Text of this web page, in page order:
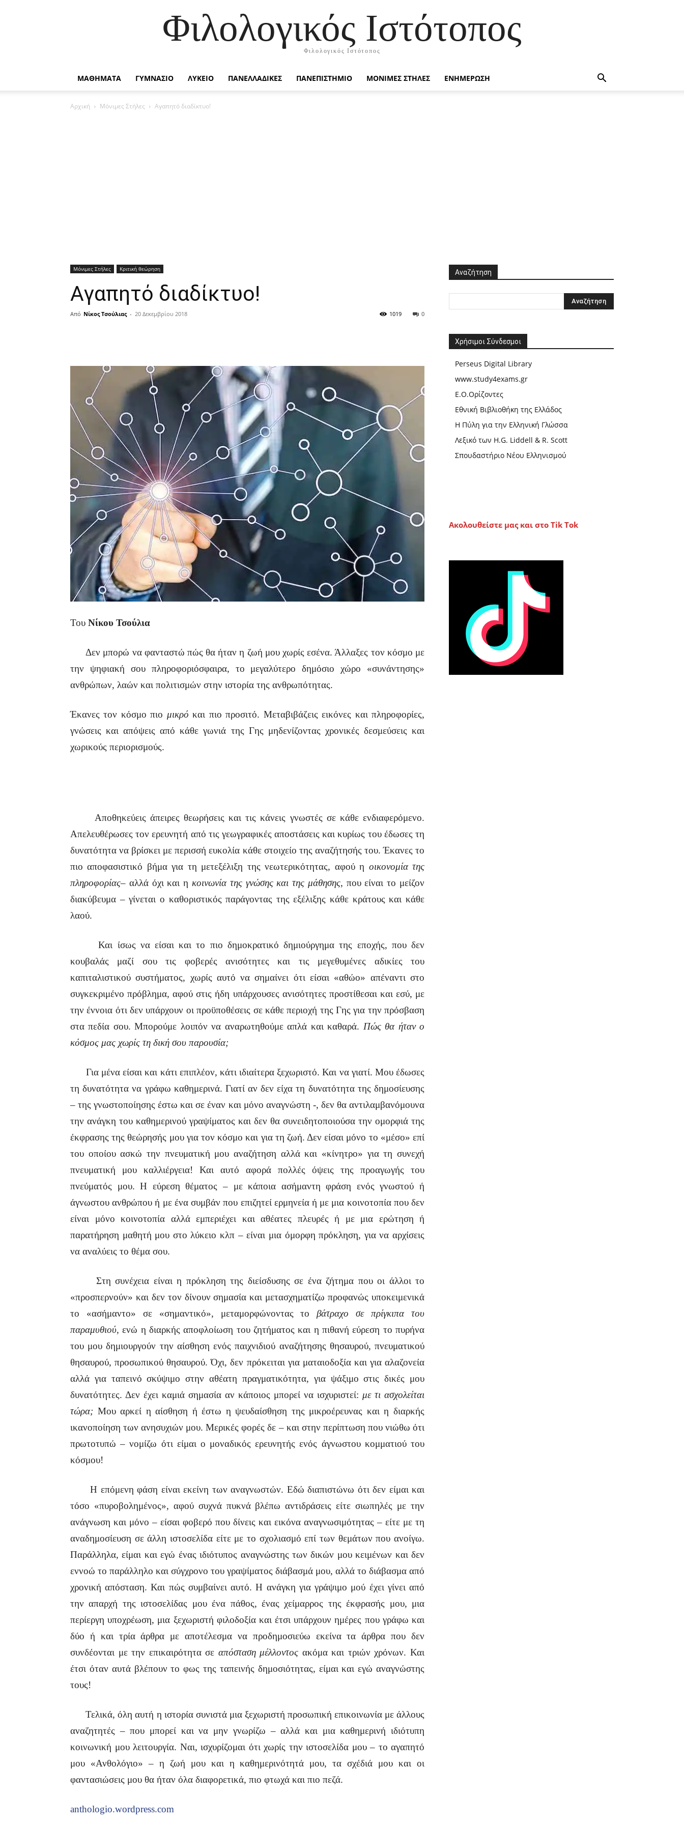
Φιλολογικός Ιστότοπος
Φιλολογικός Ιστότοπος
ΜΑΘΗΜΑΤΑ ΓΥΜΝΑΣΙΟ ΛΥΚΕΙΟ ΠΑΝΕΛΛΑΔΙΚΕΣ ΠΑΝΕΠΙΣΤΗΜΙΟ ΜΟΝΙΜΕΣ ΣΤΗΛΕΣ ΕΝΗΜΕΡΩΣΗ
Αρχική Μόνιμες Στήλες Αγαπητό διαδίκτυο!
Μόνιμες Στήλες Κριτική θεώρηση
Αγαπητό διαδίκτυο!
Από Νίκος Τσούλιας - 20 Δεκεμβρίου 2018 0
1019
Του Νίκου Τσούλια
Δεν μπορώ να φανταστώ πώς θα ήταν η ζωή μου χωρίς εσένα. Άλλαξες τον κόσμο με
την ψηφιακή σου πληροφοριόσφαιρα, το μεγαλύτερο δημόσιο χώρο «συνάντησης»
ανθρώπων, λαών και πολιτισμών στην ιστορία της ανθρωπότητας.
Έκανες τον κόσμο πιο μικρόκαι πιο προσιτό. Μεταβιβάζεις εικόνες και πληροφορίες,
γνώσεις και απόψεις από κάθε γωνιά της Γης μηδενίζοντας χρονικές δεσμεύσεις και
χωρικούς περιορισμούς.
Αποθηκεύεις άπειρες θεωρήσεις και τις κάνεις γνωστές σε κάθε ενδιαφερόμενο.
Απελευθέρωσες τον ερευνητή από τις γεωγραφικές αποστάσεις και κυρίως του έδωσες τη
δυνατότητα να βρίσκει με περισσή ευκολία κάθε στοιχείο της αναζήτησής του. Έκανες το
πιο αποφασιστικό βήμα για τη μετεξέλιξη της νεωτερικότητας, αφού η οικονομία της
πληροφορίας– αλλά όχι και η κοινωνία της γνώσης και της μάθησης, που είναι το μείζον
διακύβευμα – γίνεται ο καθοριστικός παράγοντας της εξέλιξης κάθε κράτους και κάθε
λαού.
Και ίσως να είσαι και το πιο δημοκρατικό δημιούργημα της εποχής, που δεν
κουβαλάς μαζί σου τις φοβερές ανισότητες και τις μεγεθυμένες αδικίες του
καπιταλιστικού συστήματος, χωρίς αυτό να σημαίνει ότι είσαι «αθώο» απέναντι στο
συγκεκριμένο πρόβλημα, αφού στις ήδη υπάρχουσες ανισότητες προστίθεσαι και εσύ, με
την έννοια ότι δεν υπάρχουν οι προϋποθέσεις σε κάθε περιοχή της Γης για την πρόσβαση
στα πεδία σου. Μπορούμε λοιπόν να αναρωτηθούμε απλά και καθαρά. Πώς θα ήταν ο
κόσμος μας χωρίς τη δική σου παρουσία;
Για μένα είσαι και κάτι επιπλέον, κάτι ιδιαίτερα ξεχωριστό. Και να γιατί. Μου έδωσες
τη δυνατότητα να γράφω καθημερινά. Γιατί αν δεν είχα τη δυνατότητα της δημοσίευσης
– της γνωστοποίησης έστω και σε έναν και μόνο αναγνώστη -, δεν θα αντιλαμβανόμουνα
την ανάγκη του καθημερινού γραψίματος και δεν θα συνειδητοποιούσα την ομορφιά της
έκφρασης της θεώρησής μου για τον κόσμο και για τη ζωή. Δεν είσαι μόνο το «μέσο» επί
του οποίου ασκώ την πνευματική μου αναζήτηση αλλά και «κίνητρο» για τη συνεχή
πνευματική μου καλλιέργεια! Και αυτό αφορά πολλές όψεις της προαγωγής του
πνεύματός μου. Η εύρεση θέματος – με κάποια ασήμαντη φράση ενός γνωστού ή
άγνωστου ανθρώπου ή με ένα συμβάν που επιζητεί ερμηνεία ή με μια κοινοτοπία που δεν
είναι μόνο κοινοτοπία αλλά εμπεριέχει και αθέατες πλευρές ή με μια ερώτηση ή
παρατήρηση μαθητή μου στο λύκειο κλπ – είναι μια όμορφη πρόκληση, για να αρχίσεις
να αναλύεις το θέμα σου.
Στη συνέχεια είναι η πρόκληση της διείσδυσης σε ένα ζήτημα που οι άλλοι το
«προσπερνούν» και δεν τον δίνουν σημασία και μετασχηματίζω προφανώς υποκειμενικά
το «ασήμαντο» σε «σημαντικό», μεταμορφώνοντας τοβάτραχο σε πρίγκιπα του
παραμυθιού,ενώ η διαρκής αποφλοίωση του ζητήματος και η πιθανή εύρεση το πυρήνα
του μου δημιουργούν την αίσθηση ενός παιχνιδιού αναζήτησης θησαυρού, πνευματικού
θησαυρού, προσωπικού θησαυρού. Όχι, δεν πρόκειται για ματαιοδοξία και για αλαζονεία
αλλά για ταπεινό σκύψιμο στην αθέατη πραγματικότητα, για ψάξιμο στις δικές μου
δυνατότητες. Δεν έχει καμιά σημασία αν κάποιος μπορεί να ισχυριστεί: με τι ασχολείται
τώρα; Μου αρκεί η αίσθηση ή έστω η ψευδαίσθηση της μικροέρευνας και η διαρκής
ικανοποίηση των ανησυχιών μου. Μερικές φορές δε – και στην περίπτωση που νιώθω ότι
πρωτοτυπώ – νομίζω ότι είμαι ο μοναδικός ερευνητής ενός άγνωστου κομματιού του
κόσμου!
Η επόμενη φάση είναι εκείνη των αναγνωστών. Εδώ διαπιστώνω ότι δεν είμαι και
τόσο «πυροβολημένος», αφού συχνά πυκνά βλέπω αντιδράσεις είτε σιωπηλές με την
ανάγνωση και μόνο – είσαι φοβερό που δίνεις και εικόνα αναγνωσιμότητας – είτε με τη
αναδημοσίευση σε άλλη ιστοσελίδα είτε με το σχολιασμό επί των θεμάτων που ανοίγω.
Παράλληλα, είμαι και εγώ ένας ιδιότυπος αναγνώστης των δικών μου κειμένων και δεν
εννοώ το παράλληλο και σύγχρονο του γραψίματος διάβασμά μου, αλλά το διάβασμα από
χρονική απόσταση. Και πώς συμβαίνει αυτό. Η ανάγκη για γράψιμο μού έχει γίνει από
την απαρχή της ιστοσελίδας μου ένα πάθος, ένας χείμαρρος της έκφρασής μου, μια
περίεργη υποχρέωση, μια ξεχωριστή φιλοδοξία και έτσι υπάρχουν ημέρες που γράφω και
δύο ή και τρία άρθρα με αποτέλεσμα να προδημοσιεύω εκείνα τα άρθρα που δεν
συνδέονται με την επικαιρότητα σε απόσταση μέλλοντος ακόμα και τριών χρόνων. Και
έτσι όταν αυτά βλέπουν το φως της ταπεινής δημοσιότητας, είμαι και εγώ αναγνώστης
τους!
Τελικά, όλη αυτή η ιστορία συνιστά μια ξεχωριστή προσωπική επικοινωνία με άλλους
αναζητητές – που μπορεί και να μην γνωρίζω – αλλά και μια καθημερινή ιδιότυπη
κοινωνική μου λειτουργία. Ναι, ισχυρίζομαι ότι χωρίς την ιστοσελίδα μου – το αγαπητό
μου «Ανθολόγιο» – η ζωή μου και η καθημερινότητά μου, τα σχέδιά μου και οι
φαντασιώσεις μου θα ήταν όλα διαφορετικά, πιο φτωχά και πιο πεζά.
anthologio.wordpress.com
Αναζήτηση
Χρήσιμοι Σύνδεσμοι
Perseus Digital Library
www.study4exams.gr
Ε.Ο.Ορίζοντες
Εθνική Βιβλιοθήκη της Ελλάδος
Η Πύλη για την Ελληνική Γλώσσα
Λεξικό των H.G. Liddell & R. Scott
Σπουδαστήριο Νέου Ελληνισμού
Ακολουθείστε μας και στο Tik Tok